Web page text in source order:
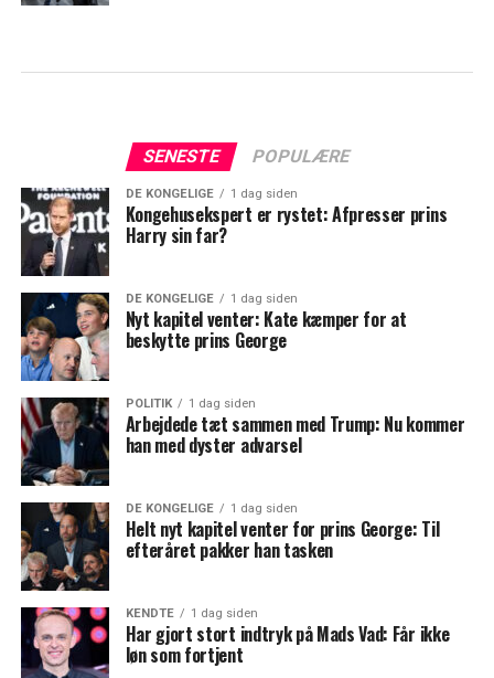
SENESTE POPULÆRE
DE KONGELIGE 1 dag siden
Kongehusekspert er rystet: Afpresser prins
Harry sin far?
DE KONGELIGE 1 dag siden
Nyt kapitel venter: Kate kæmper for at
beskytte prins George
POLITIK 1 dag siden
Arbejdede tæt sammen med Trump: Nu kommer
han med dyster advarsel
DE KONGELIGE 1 dag siden
Helt nyt kapitel venter for prins George: Til
efteråret pakker han tasken
KENDTE 1 dag siden
Har gjort stort indtryk på Mads Vad: Får ikke
løn som fortjent